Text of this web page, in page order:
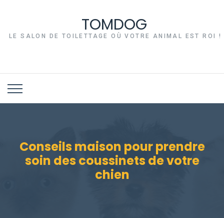
TOMDOG
LE SALON DE TOILETTAGE OÙ VOTRE ANIMAL EST ROI !
Conseils maison pour prendre
soin des coussinets de votre
chien